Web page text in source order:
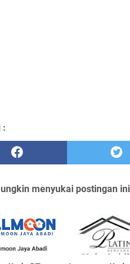
:
menyukai postingan